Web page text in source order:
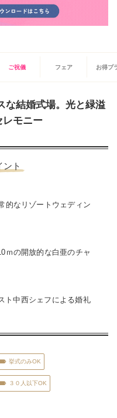
ご祝儀 フェア お得プ
な結婚式場。光と緑溢
レモニー
ント
的なリゾートウェディン
ｍの開放的な白亜のチャ
ト中西シェフによる婚礼
挙式のみOK
３０人以下OK